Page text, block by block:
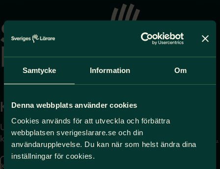
Samtycke Information Om
Denna webbplats använder cookies
Cookies används för att utveckla och förbättra
webbplatsen sverigeslarare.se och din
användarupplevelse. Du kan när som helst ändra dina
inställningar för cookies.
startsidan
Kontakta
Uppgifter om hur du
kontaktar oss finns här.
Kontakta oss
Press
Journalist – du når oss
press@sverigeslarare.
se